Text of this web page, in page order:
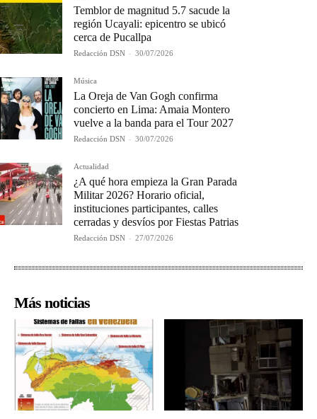
Temblor de magnitud 5.7 sacude la
región Ucayali: epicentro se ubicó
cerca de Pucallpa
Redacción DSN - 30/07/2026
Música
La Oreja de Van Gogh confirma
concierto en Lima: Amaia Montero
vuelve a la banda para el Tour 2027
Redacción DSN - 30/07/2026
Actualidad
¿A qué hora empieza la Gran Parada
Militar 2026? Horario oficial,
instituciones participantes, calles
cerradas y desvíos por Fiestas Patrias
Redacción DSN - 27/07/2026
Más noticias